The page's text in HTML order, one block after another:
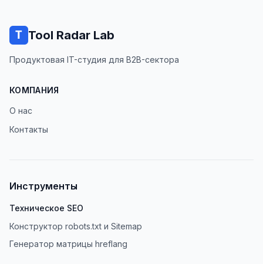
Tool Radar Lab
Продуктовая IT-студия для B2B-сектора
КОМПАНИЯ
О нас
Контакты
Инструменты
Техническое SEO
Конструктор robots.txt и Sitemap
Генератор матрицы hreflang